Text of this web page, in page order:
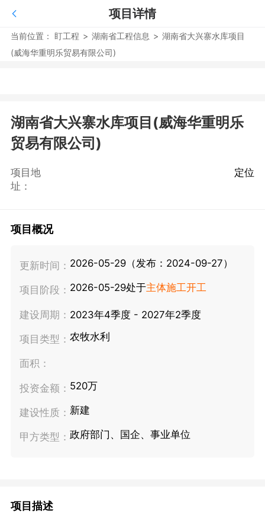
项目详情
当前位置： 盯工程 > 湖南省工程信息 > 湖南省大兴寨水库项目
(威海华重明乐贸易有限公司)
湖南省大兴寨水库项目(威海华重明乐
贸易有限公司)
项目地
址：
定位
项目概况
更新时间： 2026-05-29（发布：2024-09-27）
项目阶段： 2026-05-29处于主体施工开工
建设周期： 2023年4季度 - 2027年2季度
项目类型： 农牧水利
面积：
投资金额： 520万
建设性质： 新建
甲方类型： 政府部门、国企、事业单位
项目描述